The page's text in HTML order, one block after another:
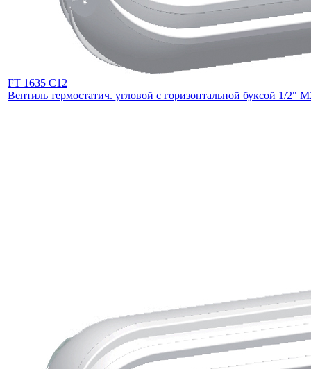
FT 1635 C12
Вентиль термостатич. угловой с горизонтальной буксой 1/2"